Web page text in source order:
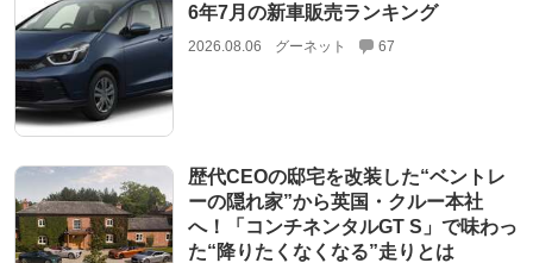
6年7月の新車販売ランキング
2026.08.06 グーネット 67
歴代CEOの邸宅を改装した“ベントレ
ーの隠れ家”から英国・クルー本社
へ！「コンチネンタルGT S」で味わっ
た“降りたくなくなる”走りとは